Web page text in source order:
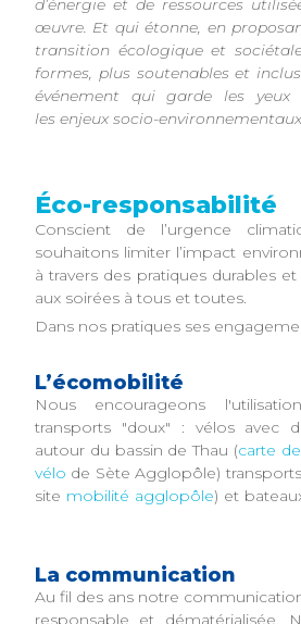
d’énergie et de ressources
œuvre. Et qui étonne, en
transition écologique et
formes, plus soutenables et
événement qui garde les
les enjeux socio-
Éco-responsabilité
Conscient de l’urgence
souhaitons limiter l’impact
à travers des pratiques durables
aux soirées à tous et toutes.
Dans nos pratiques ses
L’écomobilité
Nous encourageons
transports "doux" : vélos avec
autour du bassin de Thau (carte
vélo de Sète Agglopôle)
site mobilité agglopôle) et
La communication
Au fil des ans notre
responsable et dématérialisée.